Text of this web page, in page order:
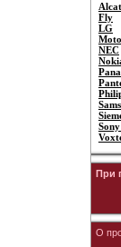
Fly
LG
NEC
При
О